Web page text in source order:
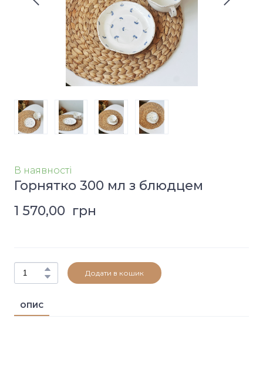
В наявності
Горнятко 300 мл з блюдцем
1 570,00  грн
Додати в кошик
ОПИС